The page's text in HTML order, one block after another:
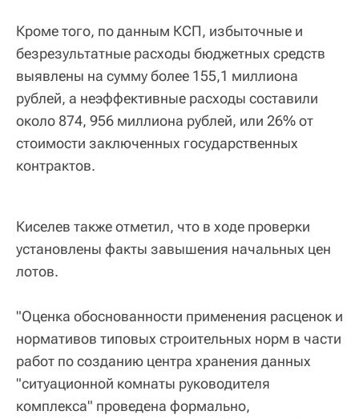
Кроме того, по данным КСП, избыточные и
безрезультатные расходы бюджетных средств
выявлены на сумму более 155,1 миллиона
рублей, а неэффективные расходы составили
около 874, 956 миллиона рублей, или 26% от
стоимости заключенных государственных
контрактов.
Киселев также отметил, что в ходе проверки
установлены факты завышения начальных цен
лотов.
"Оценка обоснованности применения расценок и
нормативов типовых строительных норм в части
работ по созданию центра хранения данных
"ситуационной комнаты руководителя
комплекса" проведена формально,